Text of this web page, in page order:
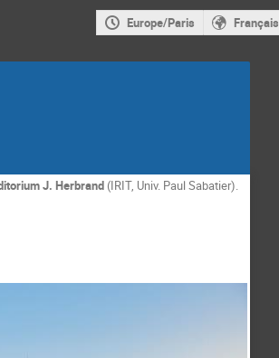
Europe/Paris Français
J. Herbrand (IRIT, Univ. Paul Sabatier).